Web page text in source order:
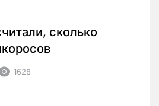
сколько
1628